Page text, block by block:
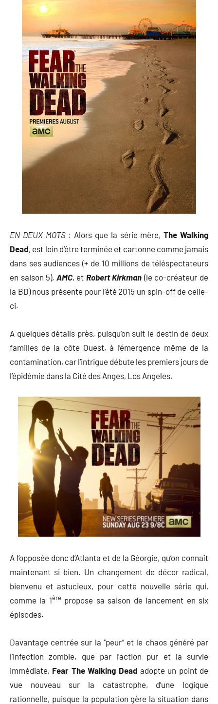
EN DEUX MOTS : Alors que la série mère,The Walking
Dead, est loin d’être terminée et cartonne comme jamais
dans ses audiences (+ de 10 millions de téléspectateurs
en saison 5), AMC, et Robert Kirkman (le co-créateur de
la BD) nous présente pour l’été 2015 un spin-off de celle-
ci.
A quelques détails près, puisqu’on suit le destin de deux
familles de la côte Ouest, à l’émergence même de la
contamination, car l’intrigue débute les premiers jours de
l’épidémie dans la Cité des Anges, Los Angeles.
A l’opposée donc d’Atlanta et de la Géorgie, qu’on connaît
maintenant si bien. Un changement de décor radical,
bienvenu et astucieux, pour cette nouvelle série qui,
comme la 1ère propose sa saison de lancement en six
épisodes.
Davantage centrée sur la ‘’peur’’ et le chaos généré par
l’infection zombie, que par l’action pur et la survie
immédiate, Fear The Walking Dead adopte un point de
vue nouveau sur la catastrophe, d’une logique
rationnelle, puisque la population gère la situation dans